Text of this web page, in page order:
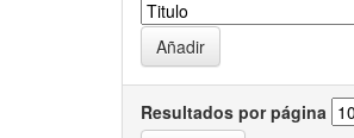
Resultados por página